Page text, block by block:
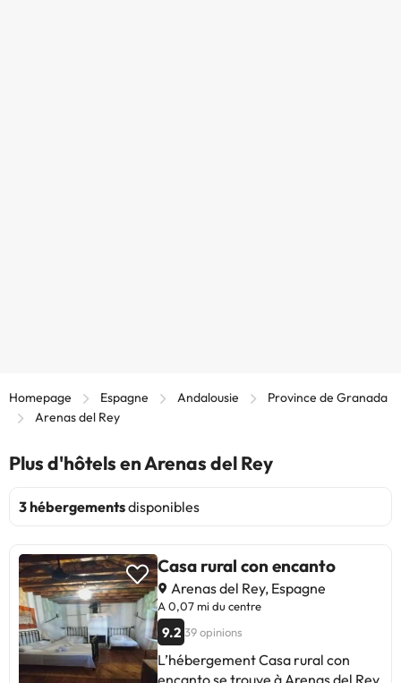
Homepage Espagne Andalousie
Province de Granada
Arenas del Rey
Plus d'hôtels en Arenas del Rey
3 hébergementsdisponibles
Casa rural con encanto
Arenas del Rey, Espagne
A 0,07 mi du centre
9.2 39 opinions
L’hébergement Casa rural con